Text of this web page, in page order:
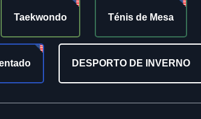
Taekwondo Ténis de Mesa
DESPORTO DE INVERNO